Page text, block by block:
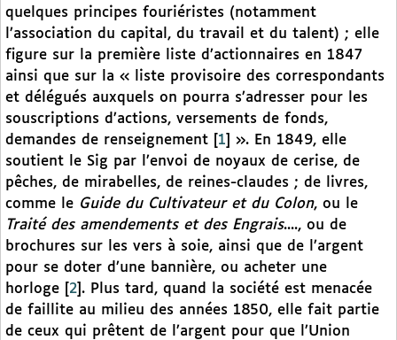
quelques principes fouriéristes (notamment
l’association du capital, du travail et du talent) ; elle
figure sur la première liste d’actionnaires en 1847
ainsi que sur la « liste provisoire des correspondants
et délégués auxquels on pourra s’adresser pour les
souscriptions d’actions, versements de fonds,
demandes de renseignement
1
». En 1849, elle
soutient le Sig par l’envoi de noyaux de cerise, de
pêches, de mirabelles, de reines-claudes ; de livres,
comme le Guide du Cultivateur et du Colon, ou le
Traité des amendements et des Engrais...., ou de
brochures sur les vers à soie, ainsi que de l’argent
pour se doter d’une bannière, ou acheter une
horloge
2 . Plus tard, quand la société est menacée
de faillite au milieu des années 1850, elle fait partie
de ceux qui prêtent de l’argent pour que l’Union